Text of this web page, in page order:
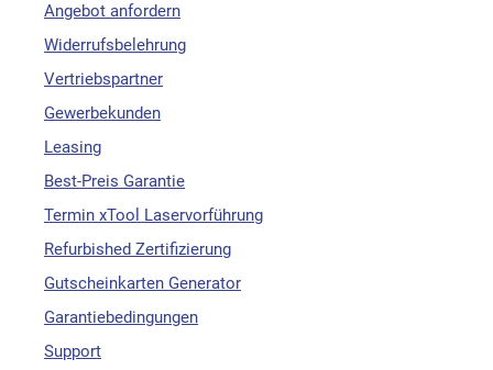
Angebot anfordern
Widerrufsbelehrung
Vertriebspartner
Gewerbekunden
Leasing
Best-Preis Garantie
Termin xTool Laservorführung
Refurbished Zertifizierung
Gutscheinkarten Generator
Garantiebedingungen
Support